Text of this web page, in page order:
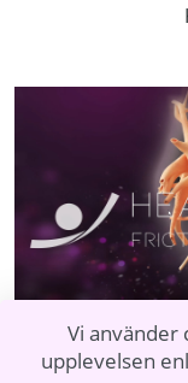
Vi använder
upplevelsen